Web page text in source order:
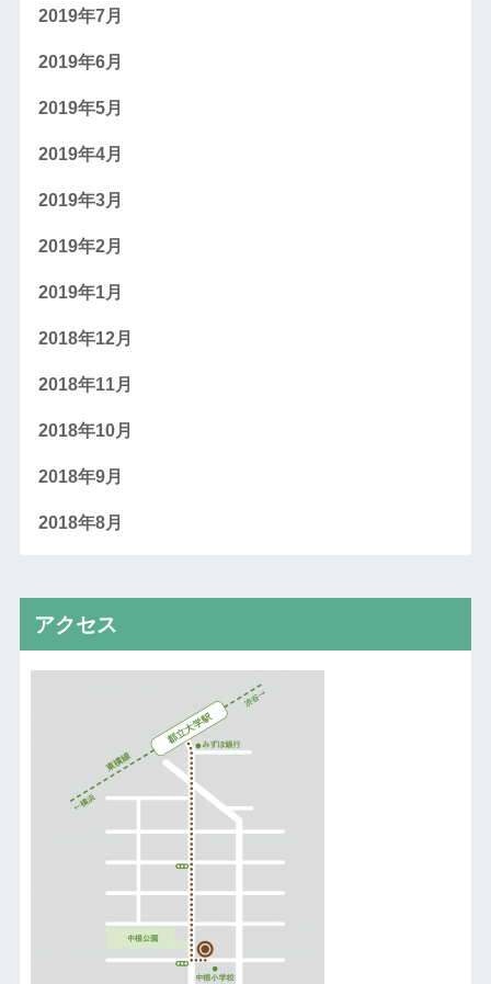
2019年7月
2019年6月
2019年5月
2019年4月
2019年3月
2019年2月
2019年1月
2018年12月
2018年11月
2018年10月
2018年9月
2018年8月
アクセス